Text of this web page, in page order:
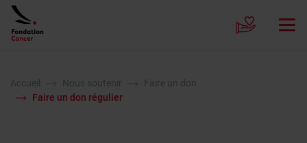
Accueil Nous soutenir
Faire un don
Faire un don régulier